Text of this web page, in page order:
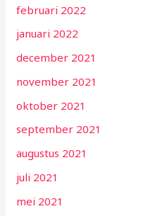
februari 2022
januari 2022
december 2021
november 2021
oktober 2021
september 2021
augustus 2021
juli 2021
mei 2021